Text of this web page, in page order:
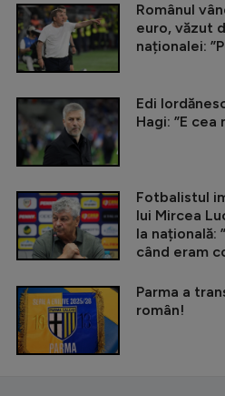
Românul
euro, văzut
naționalei:
Edi
Hagi: ”E cea
Fotbalistul
lui Mircea
la națională:
când eram
Parma a
român!